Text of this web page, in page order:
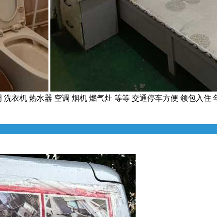
衣机 热水器 空调 烟机 燃气灶 等等 交通停车方便 领包入住